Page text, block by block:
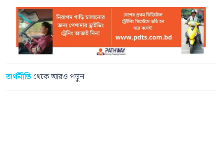
অর্থনীতি থেকে আরও পড়ুন